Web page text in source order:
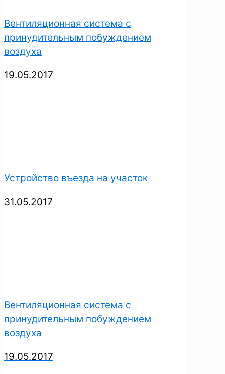
Вентиляционная система с
принудительным побуждением
воздуха
19.05.2017
Устройство въезда на участок
31.05.2017
Вентиляционная система с
принудительным побуждением
воздуха
19.05.2017